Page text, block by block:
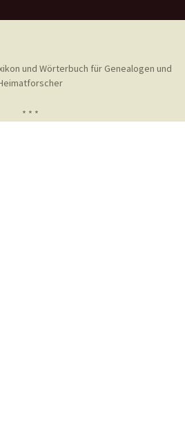
und Wörterbuch für Genealogen und
* * *